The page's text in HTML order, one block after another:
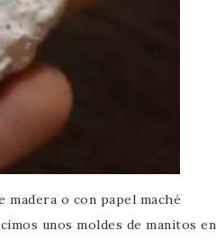
o con papel maché
unos moldes de manitos en